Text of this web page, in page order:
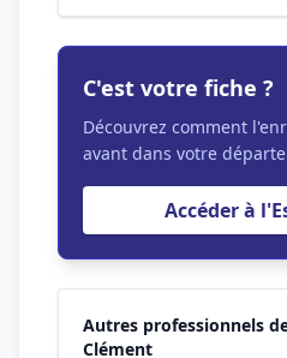
C'est votre fiche ?
Découvrez comment
avant dans votre
Accéder à
Autres professionnels
Clément